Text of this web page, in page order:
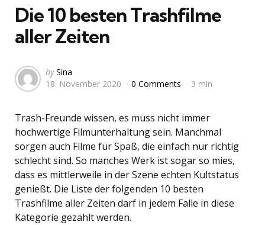
Die 10 besten Trashfilme
aller Zeiten
Posted
by
by Sina
18. November 2020
0 Comments 3 min
Trash-Freunde wissen, es muss nicht immer
hochwertige Filmunterhaltung sein. Manchmal
sorgen auch Filme für Spaß, die einfach nur richtig
schlecht sind. So manches Werk ist sogar so mies,
dass es mittlerweile in der Szene echten Kultstatus
genießt. Die Liste der folgenden 10 besten
Trashfilme aller Zeiten darf in jedem Falle in diese
Kategorie gezählt werden.